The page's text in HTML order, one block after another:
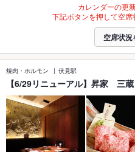
カレンダーの更
下記ボタンを押して空席
空席状況
焼肉・ホルモン 伏見駅
【6/29リニューアル】昇家 三蔵